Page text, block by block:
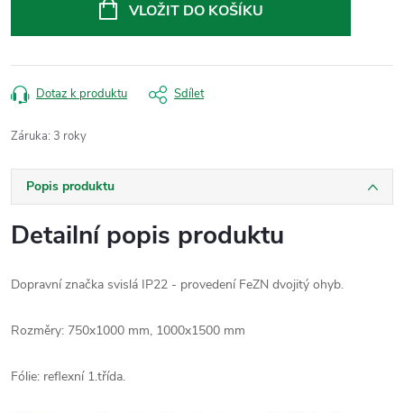
VLOŽIT DO KOŠÍKU
Dotaz k produktu Sdílet
Záruka: 3 roky
Popis produktu
Detailní popis produktu
Dopravní značka svislá IP22 - provedení FeZN dvojitý ohyb.
Rozměry: 750x1000 mm, 1000x1500 mm
Fólie: reflexní 1.třída.